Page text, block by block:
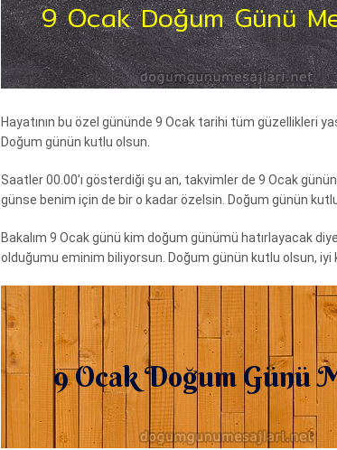
Hayatının bu özel gününde 9 Ocak tarihi tüm güzellikleri
Doğum günün kutlu olsun.
Saatler 00.00’ı gösterdiği şu an, takvimler de 9 Ocak
günse benim için de bir o kadar özelsin. Doğum günün kutlu
Bakalım 9 Ocak günü kim doğum günümü hatırlayacak
olduğumu eminim biliyorsun. Doğum günün kutlu olsun, iyi